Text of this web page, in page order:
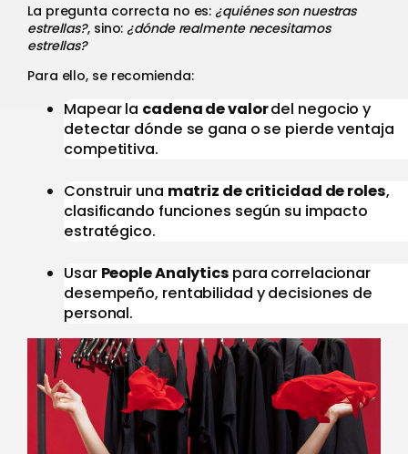
La pregunta correcta no es: ¿quiénes son nuestras
estrellas?, sino: ¿dónde realmente necesitamos
estrellas?
Para ello, se recomienda:
Mapear la cadena de valordel negocio y
detectar dónde se gana o se pierde ventaja
competitiva.
Construir una matriz de criticidad de roles,
clasificando funciones según su impacto
estratégico.
Usar People Analytics para correlacionar
desempeño, rentabilidad y decisiones de
personal.